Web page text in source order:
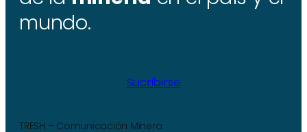
mundo.
Sucribirse
TRESH – Comunicación Minera